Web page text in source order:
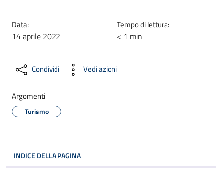
Data:
14 aprile 2022
Tempo di lettura:
< 1 min
Condividi Vedi azioni
Argomenti
Turismo
INDICE DELLA PAGINA